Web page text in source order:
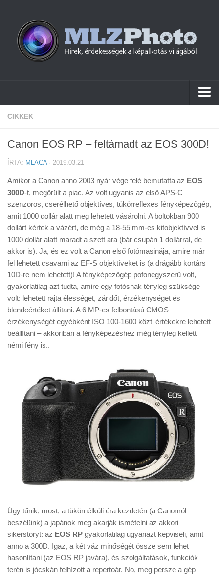
Hírek
Cikkek
Firmware
Tudástár
Érdekességek
Helyszíni Riport
E-BB
CIKKEK
Canon EOS RP – feltámadt az EOS 300D!
ÍRTA: MLACA· 2019.03.21
Amikor a Canon anno 2003 nyár vége felé bemutatta az EOS
300D-t, megőrült a piac. Az volt ugyanis az első APS-C
szenzoros, cserélhető objektíves, tükörreflexes fényképezőgép,
amit 1000 dollár alatt meg lehetett vásárolni. A boltokban 900
dollárt kértek a vázért, de még a 18-55 mm-es kitobjektívvel is
1000 dollár alatt maradt a szett ára (bár csupán 1 dollárral, de
akkor is). Ja, és ez volt a Canon első fotómasinája, amire már
fel lehetett csavarni az EF-S objektíveket is (a drágább kortárs
10D-re nem lehetett)! A fényképezőgép pofonegyszerű volt,
gyakorlatilag azt tudta, amire egy fotósnak tényleg szüksége
volt: lehetett rajta élességet, záridőt, érzékenységet és
blendeértéket állítani. A 6 MP-es felbontású CMOS
érzékenységét egyébként ISO 100-1600 közti értékekre lehetett
beállítani – akkoriban a fényképezéshez még tényleg kellett
némi fény is..
Úgy tűnik, most, a tükörnélküli éra kezdetén (a Canonról
beszélünk) a japánok meg akarják ismételni az akkori
sikerstoryt: az EOS RP gyakorlatilag ugyanazt képviseli, amit
anno a 300D. Igaz, a két váz minőségét össze sem lehet
hasonlítani (az EOS RP javára), és szolgáltatások, funkciók
terén is jócskán felhízott a repertoár. No, meg persze a gép